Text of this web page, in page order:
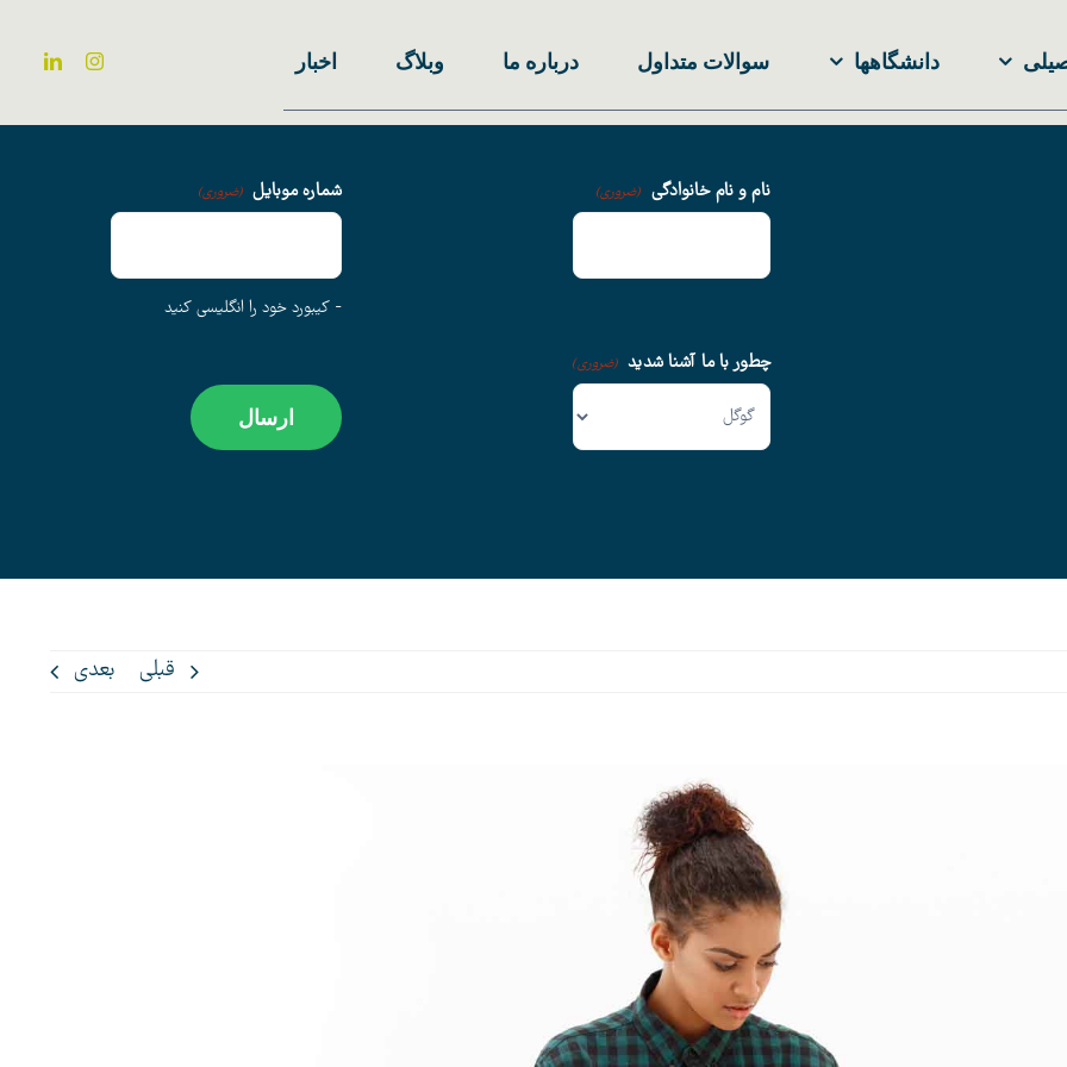
دانشگاهها سوالات متداول درباره ما وبلاگ اخبار
نام و نام خانوادگی (ضروری) شماره موبایل (ضروری)
- کیبورد خود را انگلیسی کنید
چطور با ما آشنا شدید (ضروری)
قبلی بعدی